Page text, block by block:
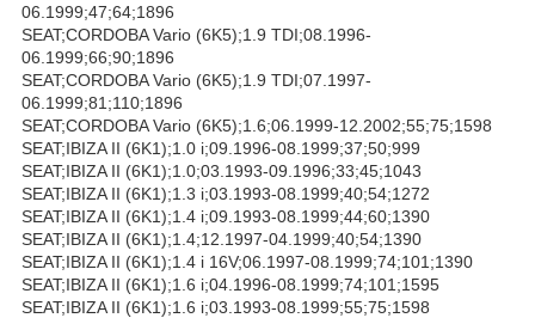
06.1999;47;64;1896
SEAT;CORDOBA Vario (6K5);1.9 TDI;08.1996-
06.1999;66;90;1896
SEAT;CORDOBA Vario (6K5);1.9 TDI;07.1997-
06.1999;81;110;1896
SEAT;CORDOBA Vario (6K5);1.6;06.1999-12.2002;55;75;1598
SEAT;IBIZA II (6K1);1.0 i;09.1996-08.1999;37;50;999
SEAT;IBIZA II (6K1);1.0;03.1993-09.1996;33;45;1043
SEAT;IBIZA II (6K1);1.3 i;03.1993-08.1999;40;54;1272
SEAT;IBIZA II (6K1);1.4 i;09.1993-08.1999;44;60;1390
SEAT;IBIZA II (6K1);1.4;12.1997-04.1999;40;54;1390
SEAT;IBIZA II (6K1);1.4 i 16V;06.1997-08.1999;74;101;1390
SEAT;IBIZA II (6K1);1.6 i;04.1996-08.1999;74;101;1595
SEAT;IBIZA II (6K1);1.6 i;03.1993-08.1999;55;75;1598